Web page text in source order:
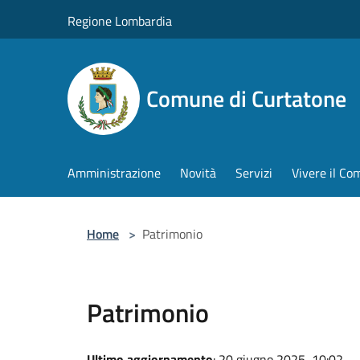
Regione Lombardia
Comune di Curtatone
Amministrazione Novità Servizi Vivere il
Home > Patrimonio
Patrimonio